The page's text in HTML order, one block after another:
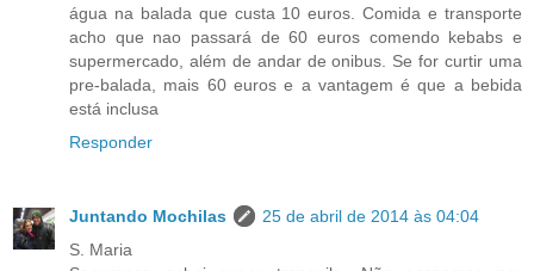
água na balada que custa 10 euros. Comida e transporte
acho que nao passará de 60 euros comendo kebabs e
supermercado, além de andar de onibus. Se for curtir uma
pre-balada, mais 60 euros e a vantagem é que a bebida
está inclusa
Responder
Juntando Mochilas
25 de abril de 2014 às 04:04
S. Maria